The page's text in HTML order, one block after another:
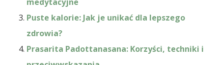
Puste kalorie: Jak je unikać dla lepszego
zdrowia?
Prasarita Padottanasana: Korzyści, techniki i